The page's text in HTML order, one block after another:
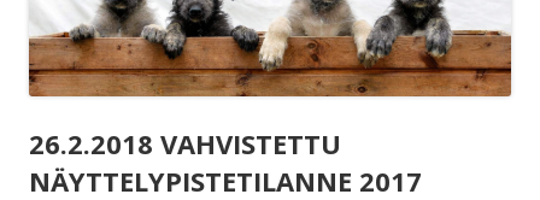
26.2.2018 VAHVISTETTU
NÄYTTELYPISTETILANNE 2017